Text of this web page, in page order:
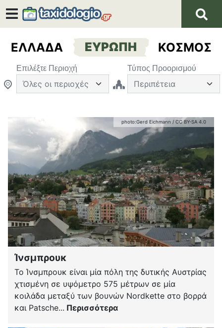
ΕΛΛΑΔΑ ΕΥΡΩΠΗ ΚΟΣΜΟΣ
Επιλέξτε Περιοχή Τύπος Προορισμού
photo:Gerd Eichmann / CC BY-SA 4.0
Ίνσμπρουκ
Το Ίνσμπρουκ είναι μία πόλη της δυτικής Αυστρίας
χτισμένη σε υψόμετρο 575 μέτρων σε μία
κοιλάδα μεταξύ των βουνών Nordkette στο βορρά
και Patsche... Περισσότερα